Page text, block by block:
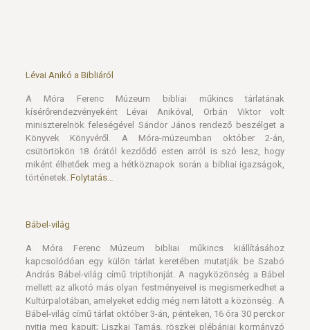
Lévai Anikó a Bibliáról
A Móra Ferenc Múzeum bibliai műkincs tárlatának
kísérőrendezvényeként Lévai Anikóval, Orbán Viktor volt
miniszterelnök feleségével Sándor János rendező beszélget a
Könyvek Könyvéről. A Móra-múzeumban október 2-án,
csütörtökön 18 órától kezdődő esten arról is szó lesz, hogy
miként élhetőek meg a hétköznapok során a bibliai igazságok,
történetek. Folytatás…
Bábel-világ
A Móra Ferenc Múzeum bibliai műkincs kiállításához
kapcsolódóan egy külön tárlat keretében mutatják be Szabó
András Bábel-világ című triptihonját. A nagyközönség a Bábel
mellett az alkotó más olyan festményeivel is megismerkedhet a
Kultúrpalotában, amelyeket eddig még nem látott a közönség. A
Bábel-világ című tárlat október 3-án, pénteken, 16 óra 30 perckor
nyitja meg kapuit; Liszkai Tamás, röszkei plébániai kormányzó